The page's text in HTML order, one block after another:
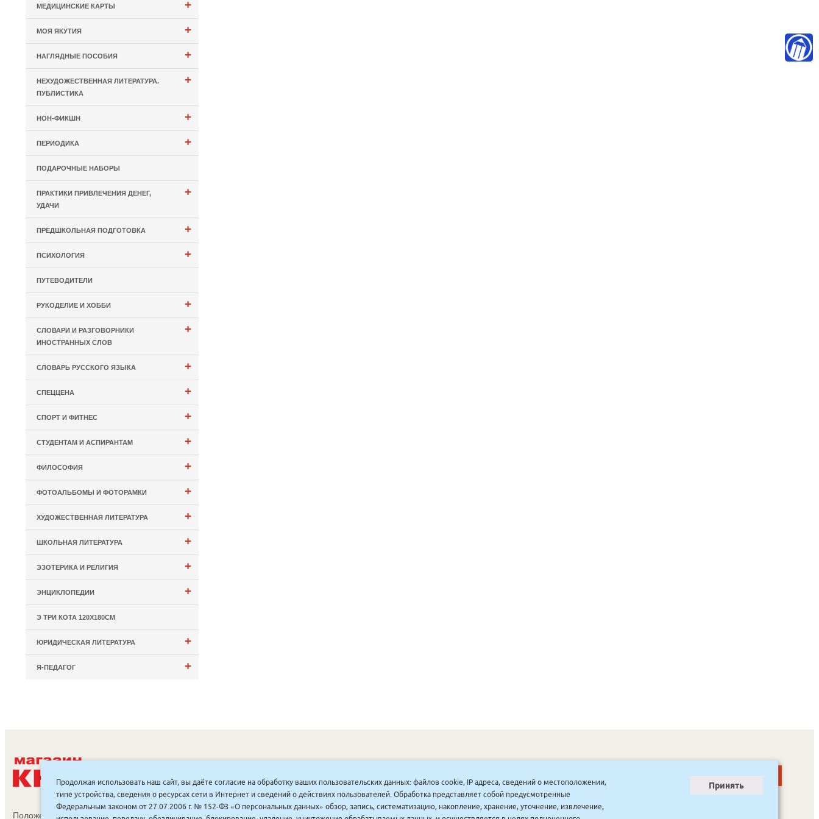
+
МЕДИЦИНСКИЕ КАРТЫ
+
МОЯ ЯКУТИЯ
+
НАГЛЯДНЫЕ ПОСОБИЯ
+
НЕХУДОЖЕСТВЕННАЯ ЛИТЕРАТУРА.
ПУБЛИСТИКА
+
НОН-ФИКШН
+
ПЕРИОДИКА
ПОДАРОЧНЫЕ НАБОРЫ
+
ПРАКТИКИ ПРИВЛЕЧЕНИЯ ДЕНЕГ,
УДАЧИ
+
ПРЕДШКОЛЬНАЯ ПОДГОТОВКА
+
ПСИХОЛОГИЯ
ПУТЕВОДИТЕЛИ
+
РУКОДЕЛИЕ И ХОББИ
+
СЛОВАРИ И РАЗГОВОРНИКИ
ИНОСТРАННЫХ СЛОВ
+
СЛОВАРЬ РУССКОГО ЯЗЫКА
+
СПЕЦЦЕНА
+
СПОРТ И ФИТНЕС
+
СТУДЕНТАМ И АСПИРАНТАМ
+
ФИЛОСОФИЯ
+
ФОТОАЛЬБОМЫ И ФОТОРАМКИ
+
ХУДОЖЕСТВЕННАЯ ЛИТЕРАТУРА
+
ШКОЛЬНАЯ ЛИТЕРАТУРА
+
ЭЗОТЕРИКА И РЕЛИГИЯ
+
ЭНЦИКЛОПЕДИИ
Э ТРИ КОТА 120Х180СМ
+
ЮРИДИЧЕСКАЯ ЛИТЕРАТУРА
+
Я-ПЕДАГОГ
Положение об обработке и защите персональных данных
ДИСКОНТНАЙ СИСТЕМА
ЮРИДИЧЕСКАЙ ВАКАНСИЯЛАР |
ООО “Канцпроф”, ул. Красильникова, 8, строение 3
Продолжая использовать наш сайт, вы даёте согласие на обработку ваших пользовательских данных: файлов cookie, IP адреса, сведений о местоположении,
типе устройства, сведения о ресурсах сети в Интернет и сведений о действиях пользователей. Обработка представляет собой предусмотренные
Федеральным законом от 27.07.2006 г. № 152-ФЗ «О персональных данных» обзор, запись, систематизацию, накопление, хранение, уточнение, извлечение,
Принять